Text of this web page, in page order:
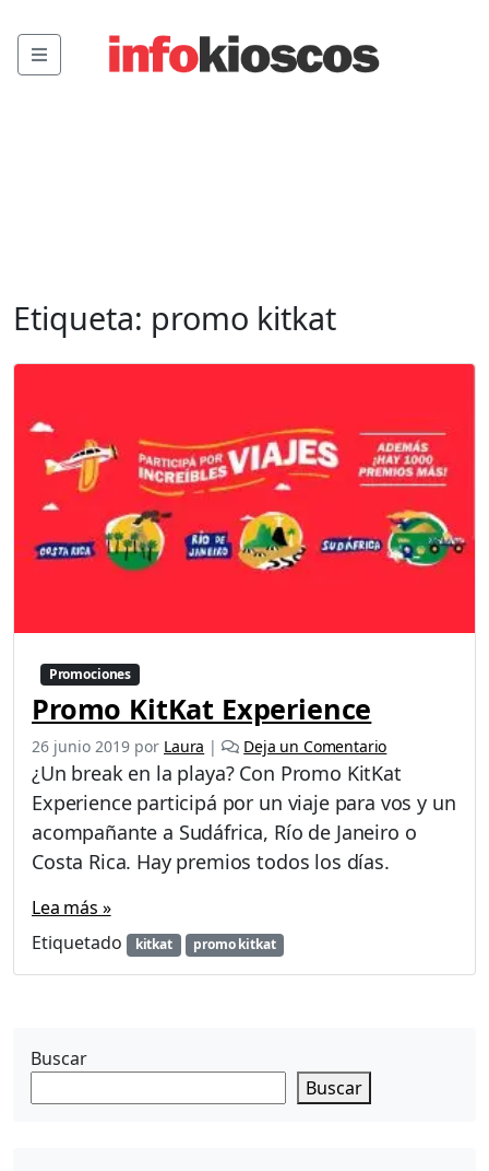
Menu
Etiqueta: promo kitkat
Promociones
Promo KitKat Experience
26 junio 2019 por Laura | Deja un Comentario
¿Un break en la playa? Con Promo KitKat
Experience participá por un viaje para vos y un
acompañante a Sudáfrica, Río de Janeiro o
Costa Rica. Hay premios todos los días.
Lea más »
Etiquetado
kitkat promo kitkat
Buscar
Buscar